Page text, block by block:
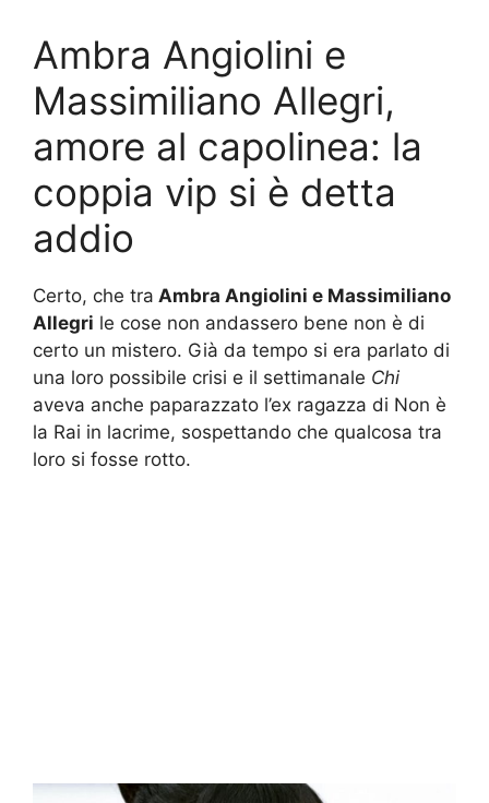
Ambra Angiolini e
Massimiliano Allegri,
amore al capolinea: la
coppia vip si è detta
addio
Certo, che tra Ambra Angiolini e Massimiliano
Allegri le cose non andassero bene non è di
certo un mistero. Già da tempo si era parlato di
una loro possibile crisi e il settimanale Chi
aveva anche paparazzato l’ex ragazza di Non è
la Rai in lacrime, sospettando che qualcosa tra
loro si fosse rotto.